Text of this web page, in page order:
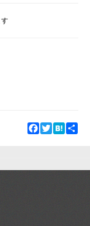
Facebook
TwitterHatena